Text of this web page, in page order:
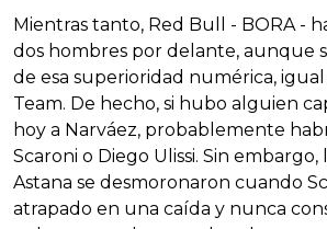
Mientras tanto, Red Bull - BORA -
dos hombres por delante, aunque
de esa superioridad numérica,
Team. De hecho, si hubo alguien
hoy a Narváez, probablemente
Scaroni o Diego Ulissi. Sin embargo,
Astana se desmoronaron cuando
atrapado en una caída y nunca